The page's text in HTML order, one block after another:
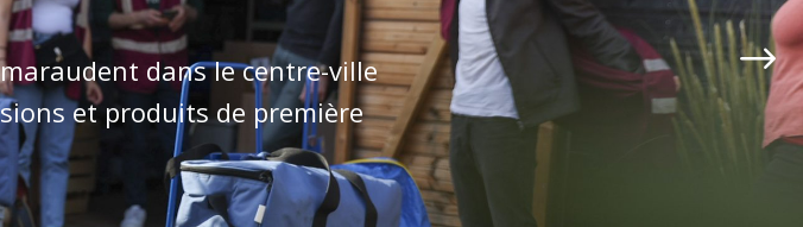
dans le centre-ville
et produits de première